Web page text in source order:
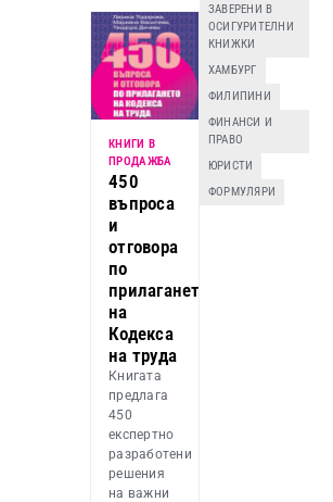
КНИГИ В
ПРОДАЖБА
450
въпроса
и
отговора
по
прилагането
на
Кодекса
на труда
Книгата
предлага
450
експертно
разработени
решения
на важни
ЗАВЕРЕНИ В
ОСИГУРИТЕЛНИ
КНИЖКИ
ХАМБУРГ
ФИЛИПИНИ
ФИНАНСИ И
ПРАВО
ЮРИСТИ
ФОРМУЛЯРИ